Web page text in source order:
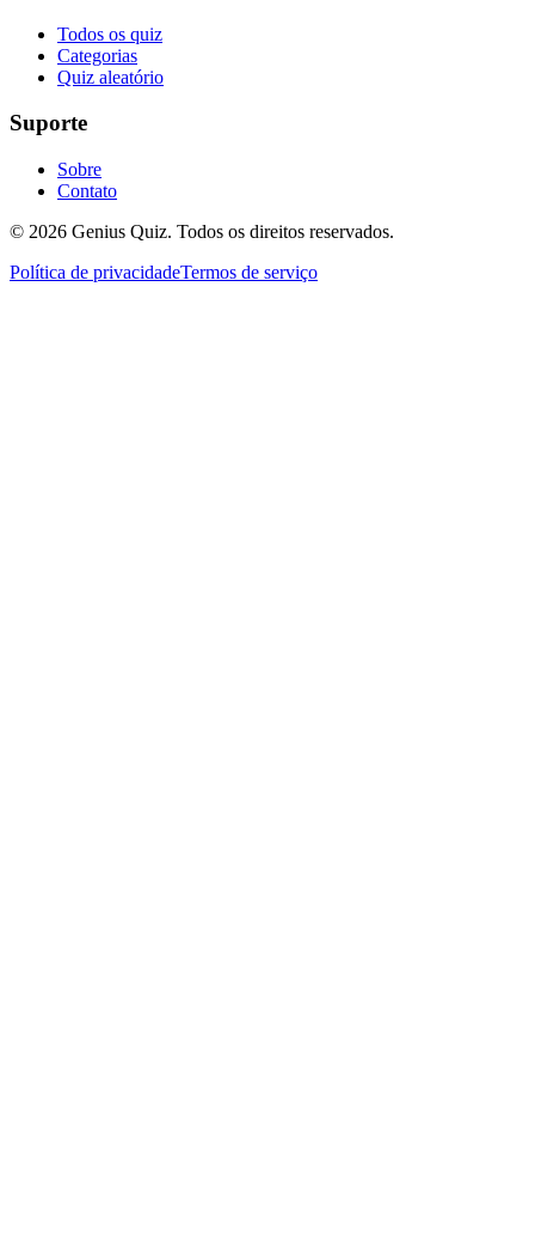
Todos os quiz
Categorias
Quiz aleatório
Suporte
Sobre
Contato
© 2026 Genius Quiz. Todos os direitos reservados.
Política de privacidadeTermos de serviço